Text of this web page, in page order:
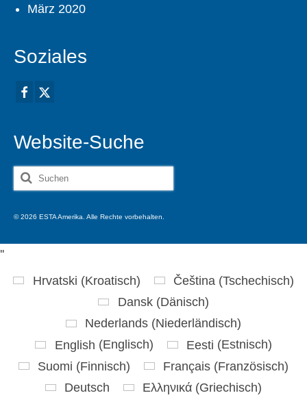
März 2020
Soziales
Website-Suche
Suche
nach:
© 2026 ESTA Amerika. Alle Rechte vorbehalten.
''
Hrvatski (Kroatisch) Čeština (Tschechisch)
Dansk(Dänisch)
Nederlands (Niederländisch)
English (Englisch) Eesti (Estnisch)
Suomi (Finnisch) Français (Französisch)
Deutsch
Ελληνικά (Griechisch)